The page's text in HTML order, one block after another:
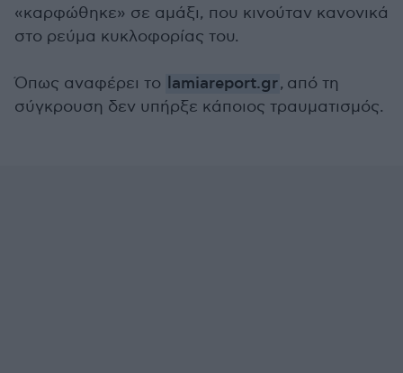
«καρφώθηκε» σε αμάξι, που κινούταν κανονικά
στο ρεύμα κυκλοφορίας του.
Όπως αναφέρει το lamiareport.gr, από τη
σύγκρουση δεν υπήρξε κάποιος τραυματισμός.